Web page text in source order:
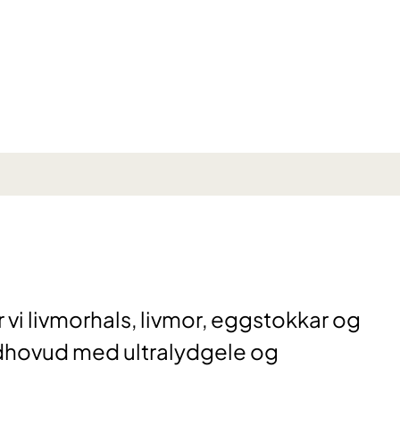
livmorhals, livmor, eggstokkar og
med ultralydgele og